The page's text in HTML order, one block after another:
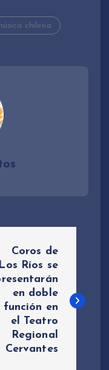
chilena
Coros de
Los Ríos se
en doble
función en
el Teatro
Regional
Cervantes